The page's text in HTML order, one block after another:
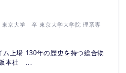
京大学 卒 東京大学大学院 理系専
ム上場 130年の歴史を持つ総合物
本社 ...